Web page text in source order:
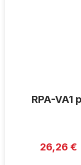
RPA-VA1
26,26 €